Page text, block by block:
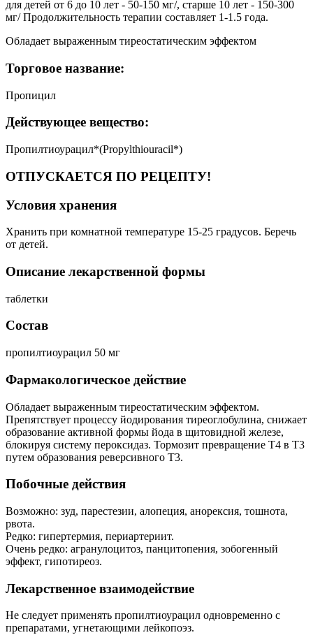
для детей от 6 до 10 лет - 50-150 мг/, старше 10 лет - 150-300
мг/ Продолжительность терапии составляет 1-1.5 года.
Обладает выраженным тиреостатическим эффектом
Торговое название:
Пропицил
Действующее вещество:
Пропилтиоурацил*(Propylthiouracil*)
ОТПУСКАЕТСЯ ПО РЕЦЕПТУ!
Условия хранения
Хранить при комнатной температуре 15-25 градусов. Беречь
от детей.
Описание лекарственной формы
таблетки
Состав
пропилтиоурацил 50 мг
Фармакологическое действие
Обладает выраженным тиреостатическим эффектом.
Препятствует процессу йодирования тиреоглобулина, снижает
образование активной формы йода в щитовидной железе,
блокируя систему пероксидаз. Тормозит превращение T4 в T3
путем образования реверсивного T3.
Побочные действия
Возможно: зуд, парестезии, алопеция, анорексия, тошнота,
рвота.
Редко: гипертермия, периартериит.
Очень редко: агранулоцитоз, панцитопения, зобогенный
эффект, гипотиреоз.
Лекарственное взаимодействие
Не следует применять пропилтиоурацил одновременно с
препаратами, угнетающими лейкопоэз.